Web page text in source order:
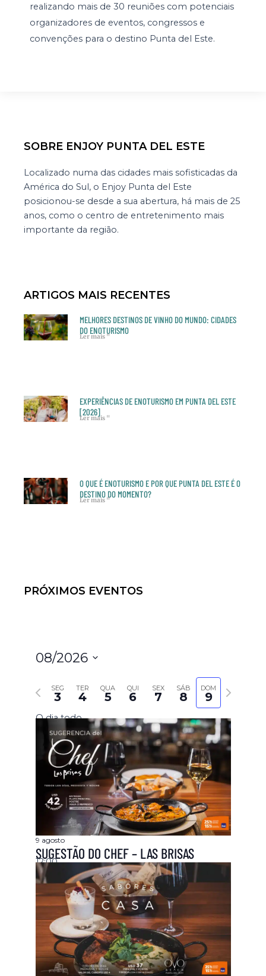
realizando mais de 30 reuniões com potenciais
organizadores de eventos, congressos e
convenções para o destino Punta del Este.
SOBRE ENJOY PUNTA DEL ESTE
Localizado numa das cidades mais sofisticadas da
América do Sul, o Enjoy Punta del Este
posicionou-se desde a sua abertura, há mais de 25
anos, como o centro de entretenimento mais
importante da região.
ARTIGOS MAIS RECENTES
MELHORES DESTINOS DE VINHO DO MUNDO: CIDADES
DO ENOTURISMO
Ler mais "
EXPERIÊNCIAS DE ENOTURISMO EM PUNTA DEL ESTE
[2026]
Ler mais "
O QUE É ENOTURISMO E POR QUE PUNTA DEL ESTE É O
DESTINO DO MOMENTO?
Ler mais "
PRÓXIMOS EVENTOS
08/2026
a
data.
SEG
3
TER
4
QUA
5
QUI
6
SEX
7
SÁB
8
DOM
9
Próxima semana
O dia todo
9 agosto
SUGESTÃO DO CHEF – LAS BRISAS
12:00